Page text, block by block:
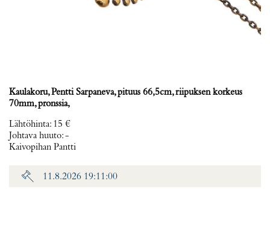
Kaulakoru, Pentti Sarpaneva, pituus 66,5cm, riipuksen korkeus
70mm, pronssia,
Lähtöhinta: 15 €
Johtava huuto:-
Kaivopihan Pantti
11.8.2026 19:11:00